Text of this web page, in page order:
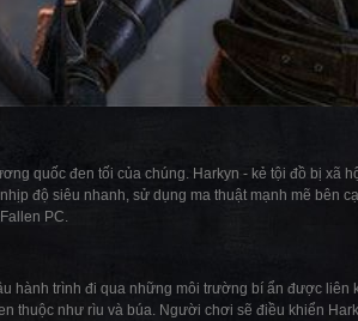
quốc đen tối của chúng. Harkyn - kẻ tội đồ bị xã
độ siêu nhanh, sử dụng ma thuật mạnh mẽ bên
PC.
hành trình đi qua những môi trường bí ẩn được
thuộc như rìu và búa. Người chơi sẽ điều khiển